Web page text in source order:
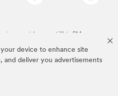
device to enhance site
and deliver you advertisements
är varumärken som tillhör 3M.